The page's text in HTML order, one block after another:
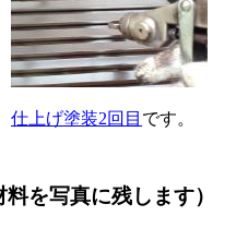
仕上げ塗装2回目 です。
料を写真に残します）